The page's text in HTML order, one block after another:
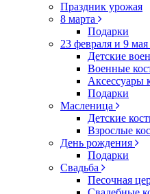
Праздник урожая
8 марта
Подарки
23 февраля и 9 мая
Детские
Военные
Аксессуары
Подарки
Масленица
Детские
Взрослые
День рождения
Подарки
Свадьба
Песочная